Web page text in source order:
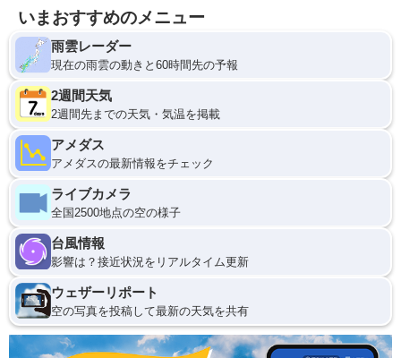
いまおすすめのメニュー
雨雲レーダー
現在の雨雲の動きと60時間先の予報
2週間天気
2週間先までの天気・気温を掲載
アメダス
アメダスの最新情報をチェック
ライブカメラ
全国2500地点の空の様子
台風情報
影響は？接近状況をリアルタイム更新
ウェザーリポート
空の写真を投稿して最新の天気を共有